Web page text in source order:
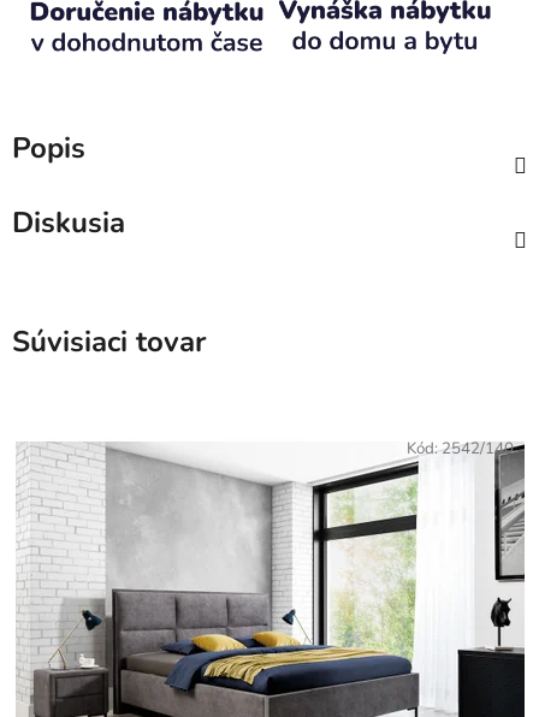
Popis
Diskusia
Súvisiaci tovar
Kód:2542/140